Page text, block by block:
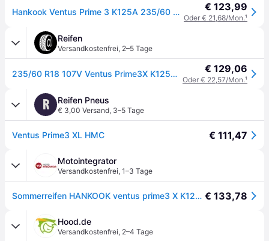
Hankook Ventus Prime 3 K125A 235/60 R18 107 V, Sommerreifen € 123,99
Oder € 21,68/Mon.¹
Reifen
Versandkostenfrei, 2–5 Tage
235/60 R18 107V Ventus Prime3X K125A XL € 129,06
Oder € 22,57/Mon.¹
R Reifen Pneus
€ 3,00 Versand, 3–5 Tage
Ventus Prime3 XL HMC € 111,47
Motointegrator
Versandkostenfrei, 1–3 Tage
Sommerreifen HANKOOK ventus prime3 X K125A 235/60R18 XL 107V € 133,78
Hood.de
Versandkostenfrei, 2–4 Tage